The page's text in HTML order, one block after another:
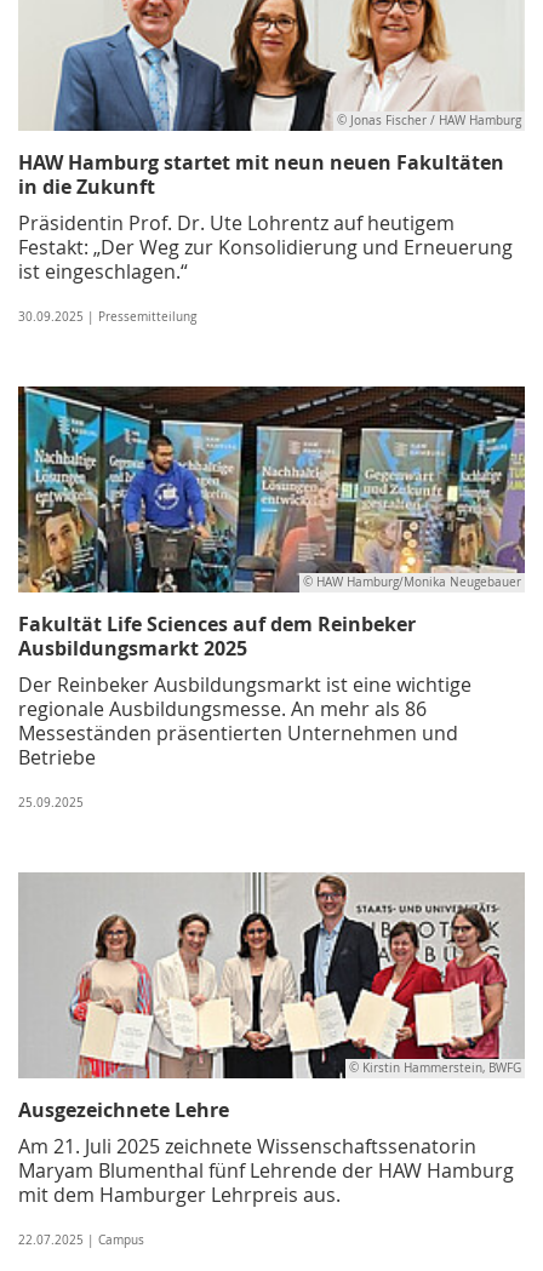
© Jonas Fischer / HAW Hamburg
HAW Hamburg startet mit neun neuen Fakultäten
in die Zukunft
Präsidentin Prof. Dr. Ute Lohrentz auf heutigem
Festakt: „Der Weg zur Konsolidierung und Erneuerung
ist eingeschlagen.“
30.09.2025 | Pressemitteilung
© HAW Hamburg/Monika Neugebauer
Fakultät Life Sciences auf dem Reinbeker
Ausbildungsmarkt 2025
Der Reinbeker Ausbildungsmarkt ist eine wichtige
regionale Ausbildungs­messe. An mehr als 86
Messeständen präsentierten Unternehmen und
Betriebe
25.09.2025
© Kirstin Hammerstein, BWFG
Ausgezeichnete Lehre
Am 21. Juli 2025 zeichnete Wissenschaftssenatorin
Maryam Blumenthal fünf Lehrende der HAW Hamburg
mit dem Hamburger Lehrpreis aus.
22.07.2025 | Campus